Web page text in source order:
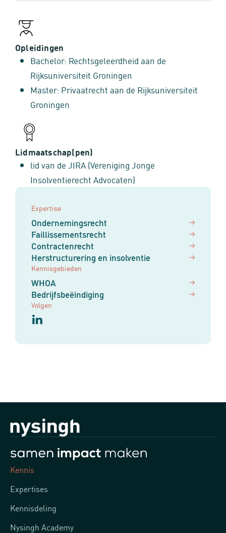
Expertise
Ondernemingsrecht
Faillissementsrecht
Contractenrecht
Herstructurering en insolventie
Kennisgebieden
WHOA
Bedrijfsbeëindiging
Volgen
Opleidingen
Bachelor: Rechtsgeleerdheid aan de
Rijksuniversiteit Groningen
Master: Privaatrecht aan de Rijksuniversiteit
Groningen
Lidmaatschap(pen)
lid van de JIRA (Vereniging Jonge
Insolventierecht Advocaten)
Kennis
Expertises
Kennisdeling
Nysingh Academy